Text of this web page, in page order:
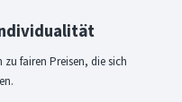
fairen Preisen, die sich